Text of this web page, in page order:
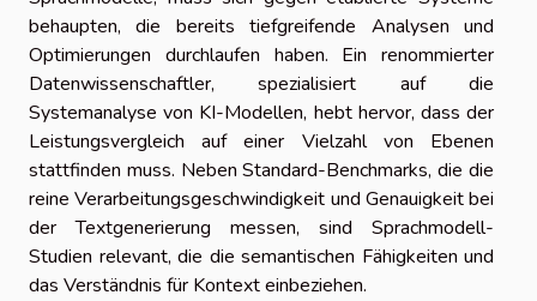
behaupten, die bereits tiefgreifende Analysen und
Optimierungen durchlaufen haben. Ein renommierter
Datenwissenschaftler, spezialisiert auf die
Systemanalyse von KI-Modellen, hebt hervor, dass der
Leistungsvergleich auf einer Vielzahl von Ebenen
stattfinden muss. Neben Standard-Benchmarks, die die
reine Verarbeitungsgeschwindigkeit und Genauigkeit bei
der Textgenerierung messen, sind Sprachmodell-
Studien relevant, die die semantischen Fähigkeiten und
das Verständnis für Kontext einbeziehen.